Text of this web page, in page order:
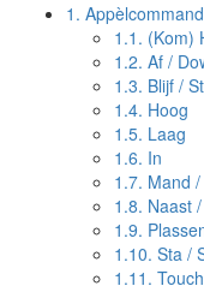
1.
1.1. (Kom)
1.2. Af /
1.3. Blijf /
1.4. Hoog
1.5. Laag
1.6. In
1.7. Mand
1.8. Naast
1.9.
1.10. Sta /
1.11. Touch